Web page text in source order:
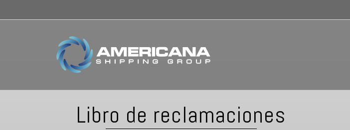
Libro de reclamaciones